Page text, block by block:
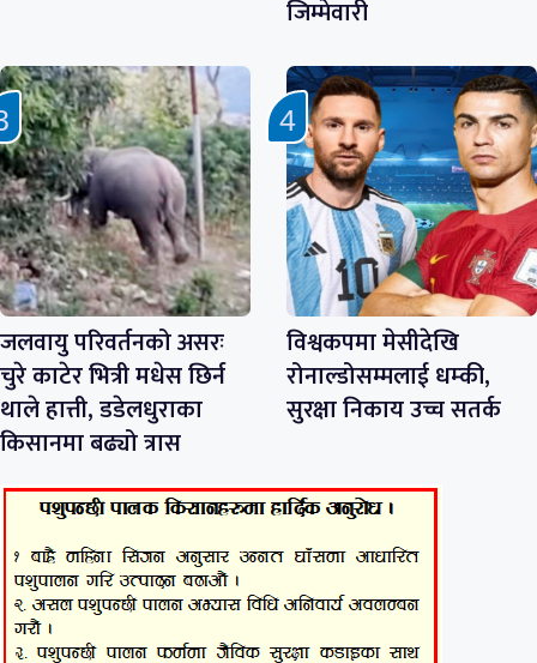
जिम्मेवारी
जलवायु परिवर्तनको असरः
चुरे काटेर भित्री मधेस छिर्न
थाले हात्ती, डडेलधुराका
किसानमा बढ्यो त्रास
विश्वकपमा मेसीदेखि
रोनाल्डोसम्मलाई धम्की,
सुरक्षा निकाय उच्च सतर्क